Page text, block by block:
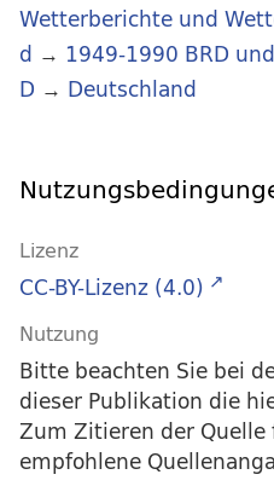
Wetterberichte und
d → 1949-1990 BRD
D → Deutschland
Lizenz
CC-BY-Lizenz (4.0)
Nutzung
Bitte beachten Sie bei
dieser Publikation die
Zum Zitieren der
empfohlene